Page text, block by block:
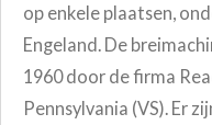
op enkele plaatsen,
Engeland. De
1960 door de firma
Pennsylvania (VS). Er